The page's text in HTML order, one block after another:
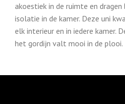
akoestiek in de ruimte en dragen
isolatie in de kamer. Deze uni
elk interieur en in iedere kamer.
het gordijn valt mooi in de plooi.